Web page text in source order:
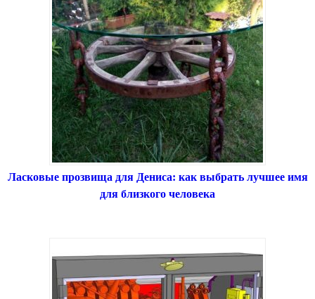
Ласковые прозвища для Дениса: как выбрать лучшее имя
для близкого человека